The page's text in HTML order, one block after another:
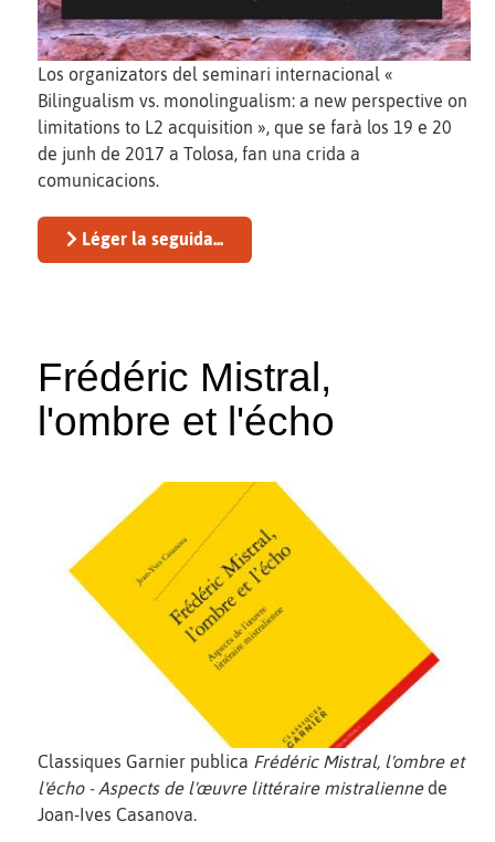
Los organizators del seminari internacional «
Bilingualism vs. monolingualism: a new perspective on
limitations to L2 acquisition », que se farà los 19 e 20
de junh de 2017 a Tolosa, fan una crida a
comunicacions.
Léger la seguida...
Frédéric Mistral,
l'ombre et l'écho
Classiques Garnier publica Frédéric Mistral, l'ombre et
l'écho - Aspects de l'œuvre littéraire mistraliennede
Joan-Ives Casanova.